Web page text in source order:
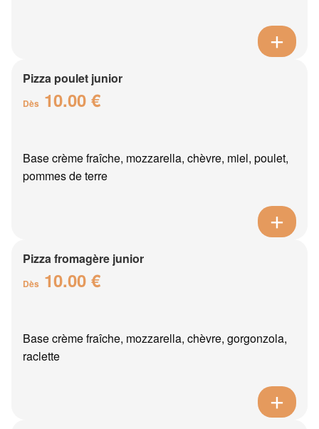
Pizza poulet junior
Dès 10.00 €
Base crème fraîche, mozzarella, chèvre, miel, poulet,
pommes de terre
Pizza fromagère junior
Dès 10.00 €
Base crème fraîche, mozzarella, chèvre, gorgonzola,
raclette